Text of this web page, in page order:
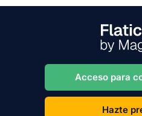
Acceso para
Hazte